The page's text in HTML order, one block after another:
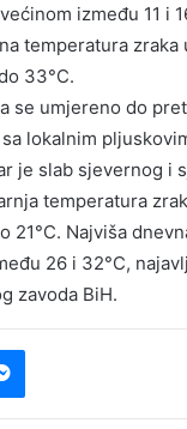
između 11 i
temperatura
33°C.
se umjereno do
lokalnim
je slab sjevernog i
temperatura
21°C. Najviša
26 i 32°C,
zavoda BiH.